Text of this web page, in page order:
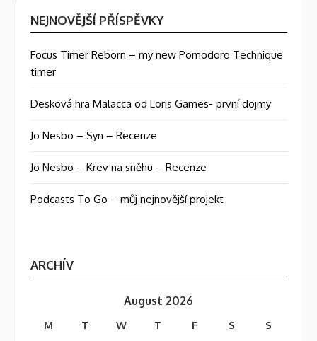
NEJNOVĚJŠÍ PŘÍSPĚVKY
Focus Timer Reborn – my new Pomodoro Technique
timer
Desková hra Malacca od Loris Games- první dojmy
Jo Nesbo – Syn – Recenze
Jo Nesbo – Krev na sněhu – Recenze
Podcasts To Go – můj nejnovější projekt
ARCHÍV
August 2026
M T W T F S
S